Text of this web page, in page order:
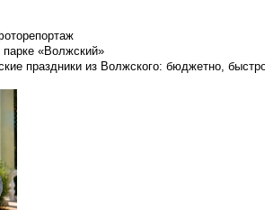
парке «Волжский»
праздники из Волжского: бюджетно,